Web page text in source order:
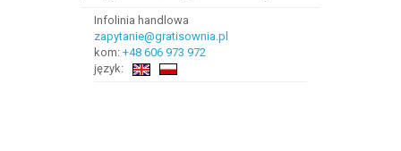
Infolinia handlowa
zapytanie@gratisownia.pl
kom: +48 606 973 972
język: